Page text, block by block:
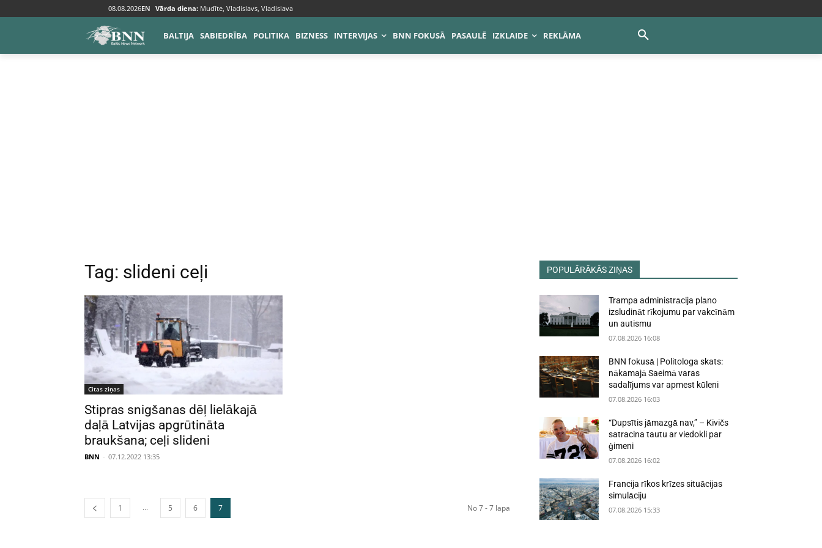
08.08.2026EN Vārda diena: Mudīte, Vladislavs, Vladislava
BALTIJA SABIEDRĪBA POLITIKA BIZNESS INTERVIJAS BNN FOKUSĀ PASAULĒ IZKLAIDE REKLĀMA
Tags Slideni ceļi
Tag: slideni ceļi
Citas ziņas
Stipras snigšanas dēļ lielākajā
daļā Latvijas apgrūtināta
braukšana; ceļi slideni
BNN - 07.12.2022 13:35
1 ... 5 6 7 No 7 - 7 lapa
POPULĀRĀKĀS ZIŅAS
Trampa administrācija plāno
izsludināt rīkojumu par vakcīnām
un autismu
07.08.2026 16:08
BNN fokusā | Politologa skats:
nākamajā Saeimā varas
sadalījums var apmest kūleni
07.08.2026 16:03
“Dupsītis jāmazgā nav,” – Kivičs
satracina tautu ar viedokli par
ģimeni
07.08.2026 16:02
Francija rīkos krīzes situācijas
simulāciju
07.08.2026 15:33